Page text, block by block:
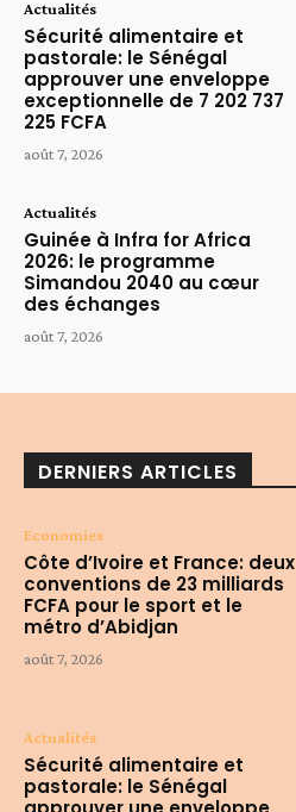
Actualités
Sécurité alimentaire et
pastorale: le Sénégal
approuver une enveloppe
exceptionnelle de 7 202 737
225 FCFA
août 7, 2026
Actualités
Guinée à Infra for Africa
2026: le programme
Simandou 2040 au cœur
des échanges
août 7, 2026
DERNIERS ARTICLES
Economies
Côte d’Ivoire et France: deux
conventions de 23 milliards
FCFA pour le sport et le
métro d’Abidjan
août 7, 2026
Actualités
Sécurité alimentaire et
pastorale: le Sénégal